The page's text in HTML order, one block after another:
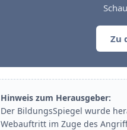
Zu
Hinweis zum Herausgeber:
Der BildungsSpiegel wurde
Webauftritt im Zuge des